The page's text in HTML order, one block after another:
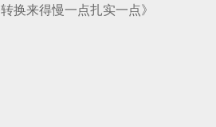
换来得慢一点扎实一点》